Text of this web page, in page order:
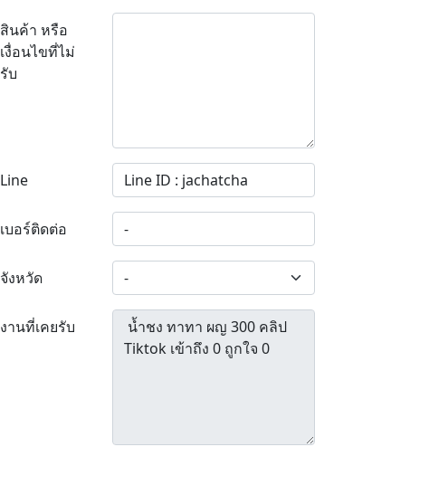
สินค้า หรือ
เงื่อนไขที่ไม่
รับ
Line
เบอร์ติดต่อ
จังหวัด
งานที่เคยรับ